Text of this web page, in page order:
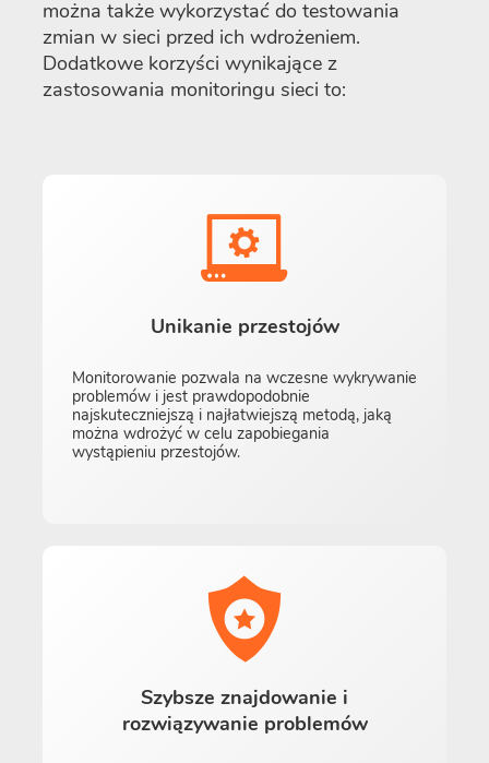
można także wykorzystać do testowania
zmian w sieci przed ich wdrożeniem.
Dodatkowe korzyści wynikające z
zastosowania monitoringu sieci to:
Unikanie przestojów
Monitorowanie pozwala na wczesne wykrywanie
problemów i jest prawdopodobnie
najskuteczniejszą i najłatwiejszą metodą, jaką
można wdrożyć w celu zapobiegania
wystąpieniu przestojów.
Szybsze znajdowanie i
rozwiązywanie problemów